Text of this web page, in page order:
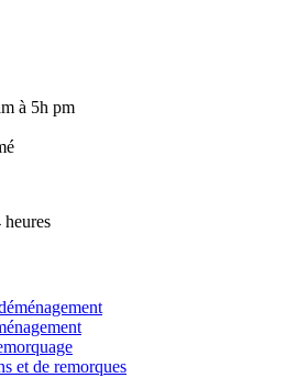
à 5h pm
et de remorques